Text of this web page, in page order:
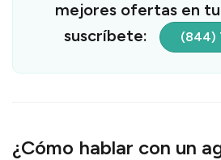
mejores ofertas en
suscríbete:
(844)
¿Cómo hablar con un